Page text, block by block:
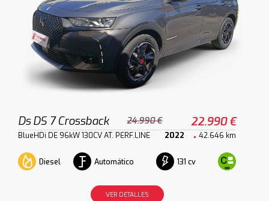
Ds DS 7 Crossback 24.990 € 22.990 €
BlueHDi DE 96kW 130CV AT. PERF.LINE 2022 42.646 km
Diesel Automático 131 cv
VER DETALLES